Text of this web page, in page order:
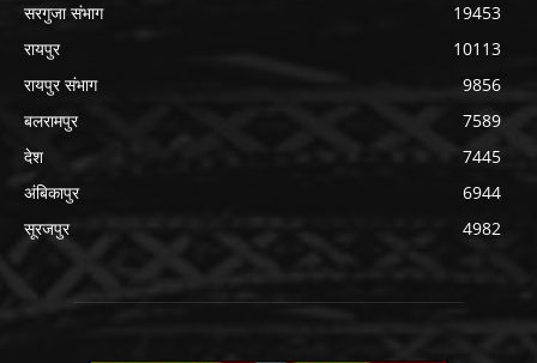
सरगुजा संभाग
19453
रायपुर
10113
रायपुर संभाग
9856
बलरामपुर
7589
देश
7445
अंबिकापुर
6944
सूरजपुर
4982